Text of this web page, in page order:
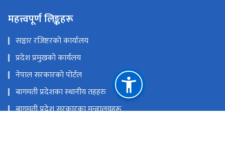
महत्त्वपूर्ण लिङ्कहरू
सञ्चार रजिष्टरको कार्यालय
प्रदेश प्रमुखको कार्यलय
नेपाल सरकारको पोर्टल
बागमती प्रदेशका स्थानीय तहहरु
बागमती प्रदेश सरकारका मन्त्रालयहरू